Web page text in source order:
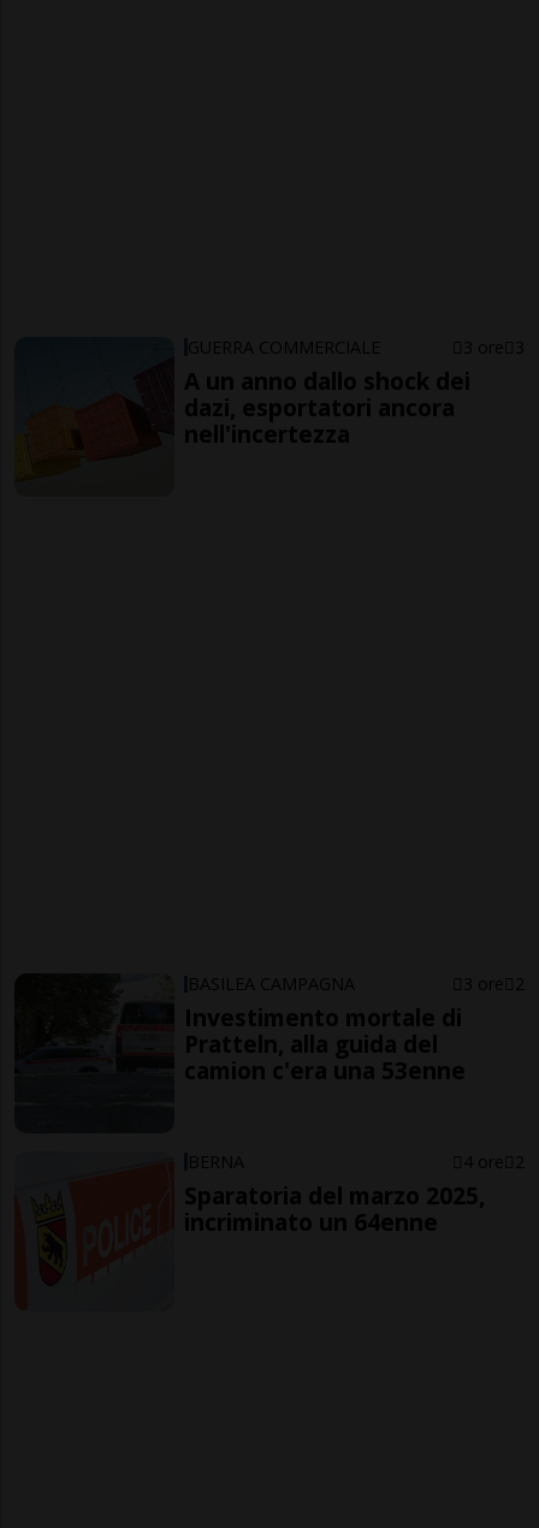
GUERRA COMMERCIALE 3 ore 3
A un anno dallo shock dei
dazi, esportatori ancora
nell'incertezza
BASILEA CAMPAGNA 3 ore 2
Investimento mortale di
Pratteln, alla guida del
camion c'era una 53enne
BERNA 4 ore 2
Sparatoria del marzo 2025,
incriminato un 64enne